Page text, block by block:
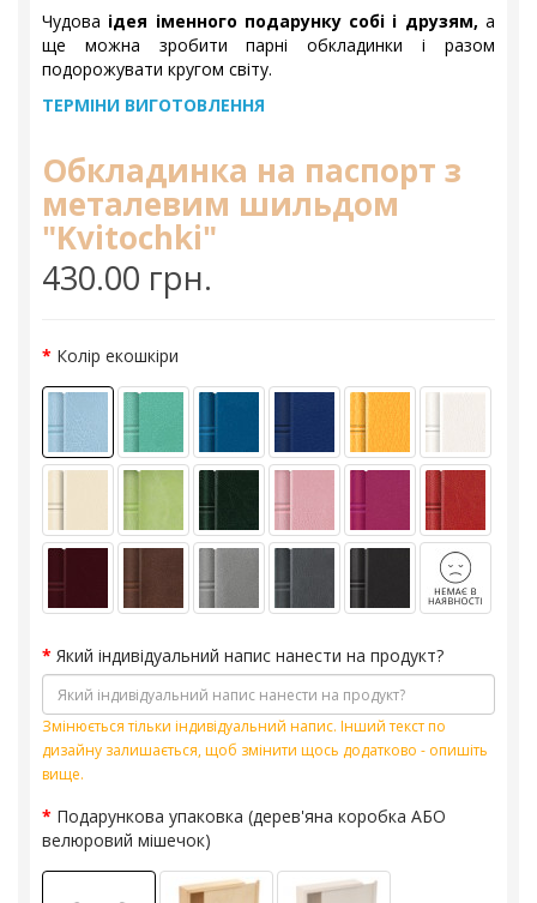
Чудова ідея іменного подарунку собі і друзям, а
ще можна зробити парні обкладинки і разом
подорожувати кругом світу.
ТЕРМІНИ ВИГОТОВЛЕННЯ
Обкладинка на паспорт з
металевим шильдом
"Kvitochki"
430.00 грн.
Колір екошкіри
Який індивідуальний напис нанести на продукт?
Змінюється тільки індивідуальний напис. Інший текст по
дизайну залишається, щоб змінити щось додатково - опишіть
вище.
Подарункова упаковка (дерев'яна коробка АБО
велюровий мішечок)